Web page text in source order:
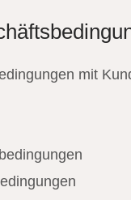
mit